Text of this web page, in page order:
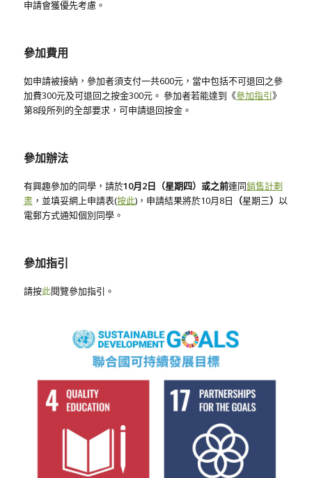
申請會獲優先考慮。
參加費用
如申請被接納，參加者須支付一共600元，當中包括不可退回之參
加費300元及可退回之按金300元。 參加者若能達到《參加指引》
第8段所列的全部要求，可申請退回按金。
參加辦法
有興趣參加的同學，請於10月2日（星期四）或之前連同銷售計劃
書，並填妥網上申請表(按此)，申請結果將於10月8日 （星期三） 以
電郵方式通知個別同學。
參加指引
請按此閱覽參加指引。